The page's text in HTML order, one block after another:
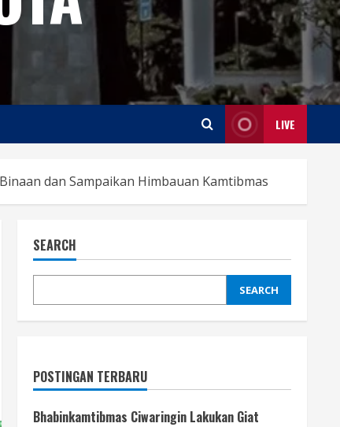
LIVE
dan Sampaikan Himbauan Kamtibmas
SEARCH
SEARCH
POSTINGAN TERBARU
Bhabinkamtibmas Ciwaringin Lakukan Giat